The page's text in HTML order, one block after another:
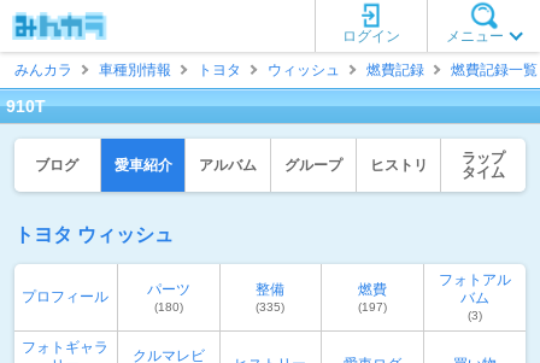
メニュー
ログイン
みんカラ
車種別情報 トヨタ ウィッシュ 燃費記録 燃費記録一覧
910T
ブログ 愛車紹介 アルバム グループ ヒストリ
ラップ
タイム
トヨタ ウィッシュ
プロフィール パーツ
(180)
整備
(335)
燃費
(197)
フォトアル
バム
(3)
フォトギャラ
クルマレビ